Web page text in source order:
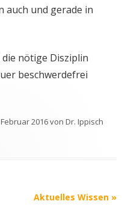
auch und gerade in
nötige Disziplin
beschwerdefrei
2016von Dr. Ippisch
Aktuelles Wissen »